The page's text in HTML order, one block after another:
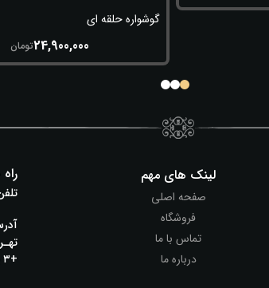
گوشواره حلقه ای
24,900,000تومان
لینک های مهم
صفحه اصلی
فروشگاه
تماس با ما
درباره ما
+۳ پلاک ۷